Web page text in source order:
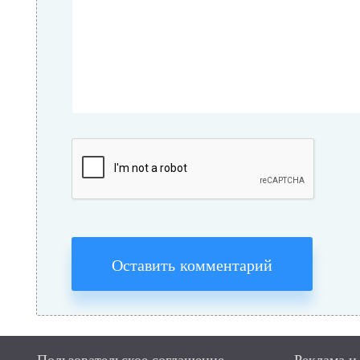
Оставить комментарий